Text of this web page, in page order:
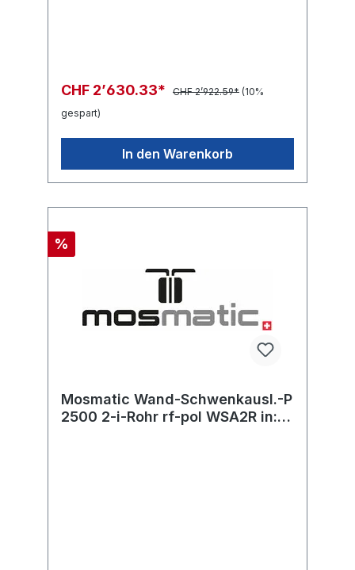
CHF 2’630.33* CHF 2’922.59* (10%
gespart)
In den Warenkorb
%
Mosmatic Wand-Schwenkausl.-P
2500 2-i-Rohr rf-pol WSA2R in:...